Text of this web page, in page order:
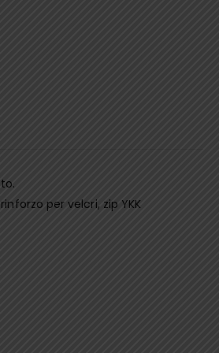
per velcri, zip YKK